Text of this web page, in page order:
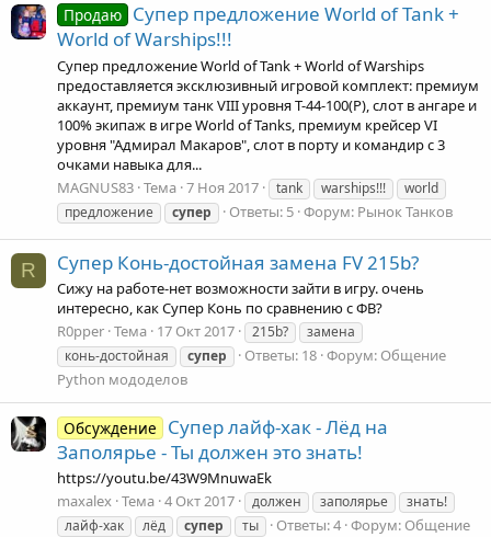
Продаю Супер предложение World of Tank +
World of Warships!!!
Супер предложение World of Tank + World of Warships
предоставляется эксклюзивный игровой комплект: премиум
аккаунт, премиум танк VIII уровня Т-44-100(Р), слот в ангаре и
100% экипаж в игре World of Tanks, премиум крейсер VI
уровня "Адмирал Макаров", слот в порту и командир с 3
очками навыка для...
MAGNUS83 Тема 7 Ноя 2017 tank warships!!!
world
предложение
супер Ответы: 5 Форум: Рынок Танков
R Супер Конь-достойная замена FV 215b?
Сижу на работе-нет возможности зайти в игру. очень
интересно, как Супер Конь по сравнению с ФВ?
R0pper Тема 17 Окт 2017 215b?
замена
конь-достойная
супер Ответы: 18 Форум: Общение
Python мододелов
Обсуждение
Супер лайф-хак - Лёд на
Заполярье - Ты должен это знать!
https://youtu.be/43W9MnuwaEk
maxalex Тема 4 Окт 2017 должен заполярье
знать!
лайф-хак
лёд супер ты Ответы: 4 Форум: Общение